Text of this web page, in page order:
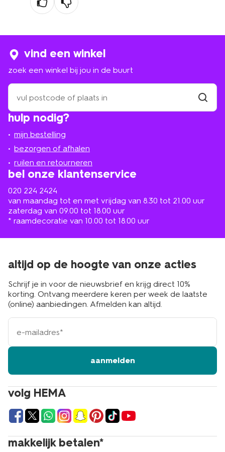
hulp nodig?
mijn bestelling
bezorgen of afhalen
ruilen en retourneren
bel onze klantenservice
020 224 2424
van maandag tot en met vrijdag van 8.30 tot 21.00 uur
zaterdag van 09.00 tot 18.00 uur
* raamdecoratie van 10.00 tot 18.00 uur
vind een winkel
zoek een winkel bij jou in de buurt
zoek
een
winkel
bij
in
de
buurt
volg HEMA
makkelijk betalen*
altijd op de hoogte van onze acties
Schrijf je in voor de nieuwsbrief en krijg direct 10%
korting. Ontvang meerdere keren per week de laatste
(online) aanbiedingen. Afmelden kan altijd.
e-
mailadres
aanmelden